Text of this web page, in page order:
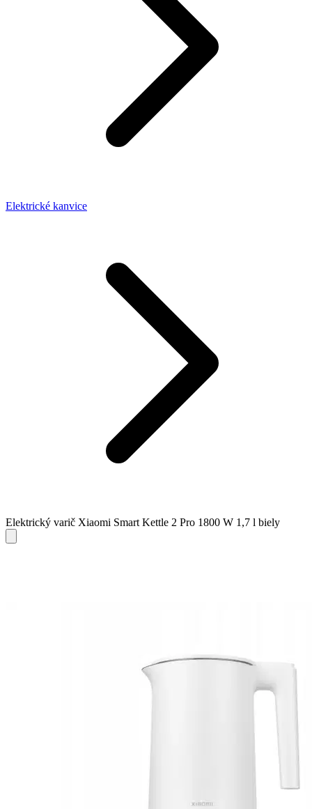
Elektrické kanvice
Elektrický varič Xiaomi Smart Kettle 2 Pro 1800 W 1,7 l biely